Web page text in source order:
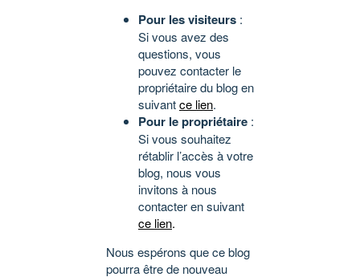
Pour les visiteurs :
Si vous avez des
questions, vous
pouvez contacter le
propriétaire du blog en
suivantce lien.
Pour le propriétaire :
Si vous souhaitez
rétablir l’accès à votre
blog, nous vous
invitons à nous
contacter en suivant
ce lien.
Nous espérons que ce blog
pourra être de nouveau